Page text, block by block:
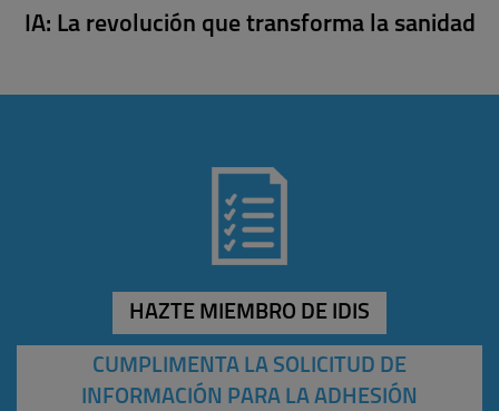
IA: La revolución que transforma la sanidad
HAZTE MIEMBRO DE IDIS
CUMPLIMENTA LA SOLICITUD DE
INFORMACIÓN PARA LA ADHESIÓN